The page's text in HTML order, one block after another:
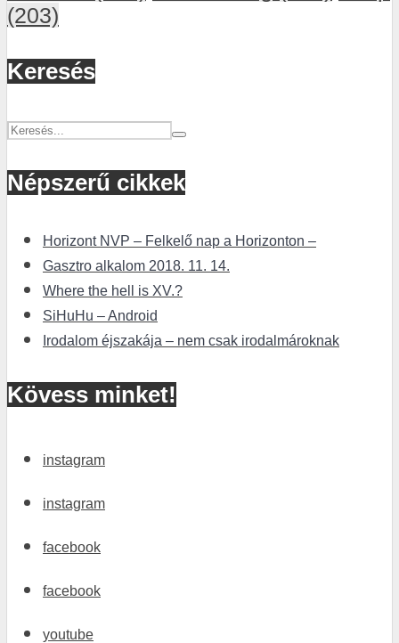
(203)
Keresés
Népszerű cikkek
Horizont NVP – Felkelő nap a Horizonton –
Gasztro alkalom 2018. 11. 14.
Where the hell is XV.?
SiHuHu – Android
Irodalom éjszakája – nem csak irodalmároknak
Kövess minket!
instagram
instagram
facebook
facebook
youtube